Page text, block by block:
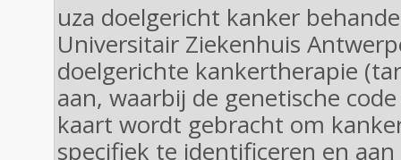
uza doelgericht kanker
Universitair Ziekenhuis
doelgerichte kankertherapie
aan, waarbij de genetische
kaart wordt gebracht om
specifiek te identificeren en